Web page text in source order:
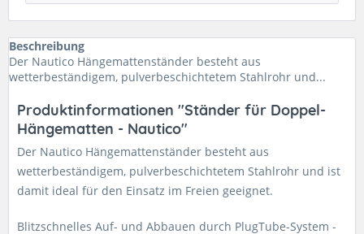
Beschreibung
Der Nautico Hängemattenständer besteht aus
wetterbeständigem, pulverbeschichtetem Stahlrohr und...
Produktinformationen "Ständer für Doppel-
Hängematten - Nautico"
Der Nautico Hängemattenständer besteht aus
wetterbeständigem, pulverbeschichtetem Stahlrohr und ist
damit ideal für den Einsatz im Freien geeignet.
Blitzschnelles Auf- und Abbauen durch PlugTube-System -